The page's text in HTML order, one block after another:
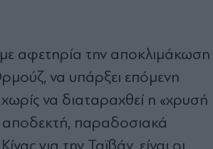
µε αφετηρία την αποκλιµάκωση
να υπάρξει επόµενη
να διαταραχθεί η «χρυσή
αποδεκτή, παραδοσιακά
για την Ταϊβάν, είναι οι